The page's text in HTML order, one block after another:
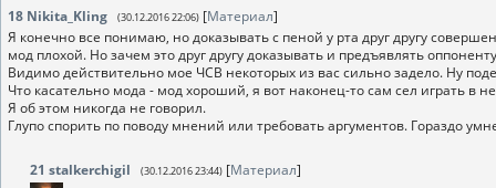
18 Nikita_Kling (30.12.2016 22:06) [Материал]
Я конечно все понимаю, но доказывать с пеной у рта друг другу
мод плохой. Но зачем это друг другу доказывать и предъявлять
Видимо действительно мое ЧСВ некоторых из вас сильно задело. Ну
Что касательно мода - мод хороший, я вот наконец-то сам сел играть в
Я об этом никогда не говорил.
Глупо спорить по поводу мнений или требовать аргументов. Гораздо
21 stalkerchigil (30.12.2016 23:44) [Материал]